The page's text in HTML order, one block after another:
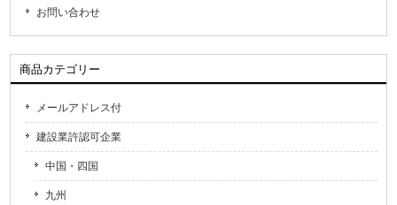
お問い合わせ
商品カテゴリー
メールアドレス付
建設業許認可企業
中国・四国
九州